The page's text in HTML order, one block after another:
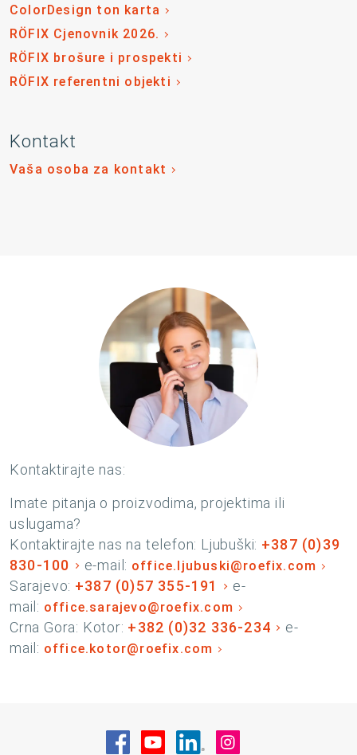
ColorDesign ton karta
RÖFIX Cjenovnik 2026.
RÖFIX brošure i prospekti
RÖFIX referentni objekti
Kontakt
Vaša osoba za kontakt
Kontaktirajte nas:
Imate pitanja o proizvodima, projektima ili
uslugama?
Kontaktirajte nas na telefon: Ljubuški: +387 (0)39
830-100
e-mail: office.ljubuski@roefix.com
Sarajevo: +387 (0)57 355-191
e-
mail: office.sarajevo@roefix.com
Crna Gora: Kotor: +382 (0)32 336-234
e-
mail: office.kotor@roefix.com
Posjetite nas na Facebook
Posjetite nas na YouTube
Posjetite nas na